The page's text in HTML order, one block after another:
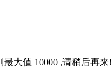
大值 10000 ,请稍后再来!